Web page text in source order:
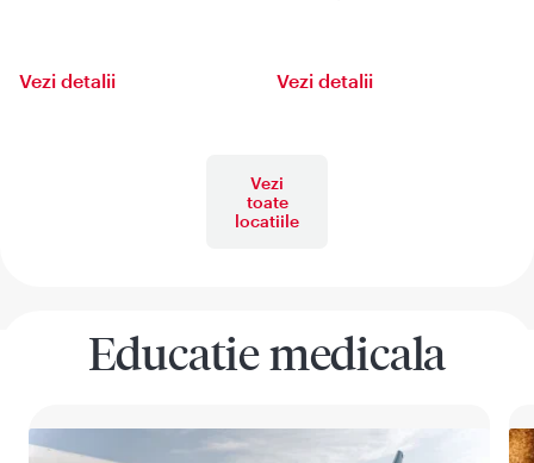
Vezi detalii Vezi detalii
Vezi
toate
locatiile
Educatie medicala